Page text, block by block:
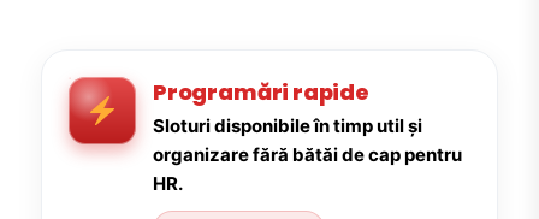
Programări rapide
Sloturi disponibile în timp util și
organizare fără bătăi de cap pentru
HR.